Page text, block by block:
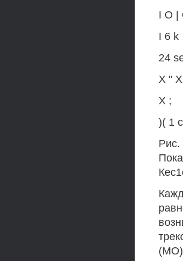
I О |
I 6 k
24
X " X
X ;
)( 1
Рис.
(МО)